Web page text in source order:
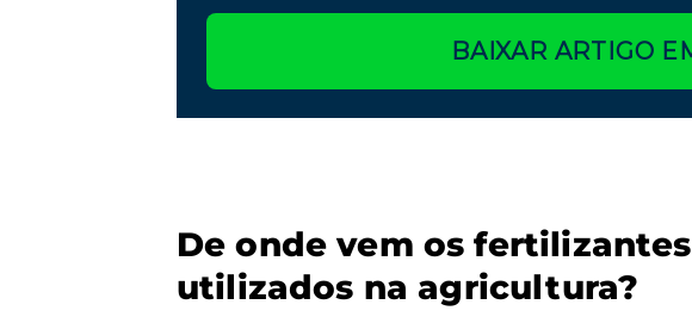
BAIXAR ARTIGO
De onde vem os
utilizados na agricultura?